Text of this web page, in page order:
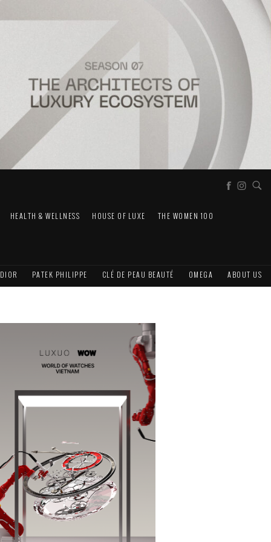
HEALTH & WELLNESS HOUSE OF LUXE THE WOMEN 100
DIOR PATEK PHILIPPE CLÉ DE PEAU BEAUTÉ OMEGA ABOUT US